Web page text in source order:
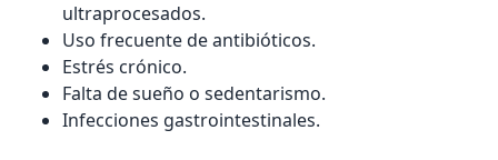
ultraprocesados.
Uso frecuente de antibióticos.
Estrés crónico.
Falta de sueño o sedentarismo.
Infecciones gastrointestinales.